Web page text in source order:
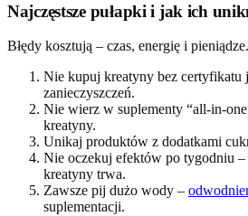
Najczęstsze pułapki i jak ich
Błędy kosztują – czas, energię i
Nie kupuj kreatyny bez certyfikatu
zanieczyszczeń.
Nie wierz w suplementy “all-in-
kreatyny.
Unikaj produktów z dodatkami
Nie oczekuj efektów po tygodniu
kreatyny trwa.
Zawsze pij dużo wody –
suplementacji.